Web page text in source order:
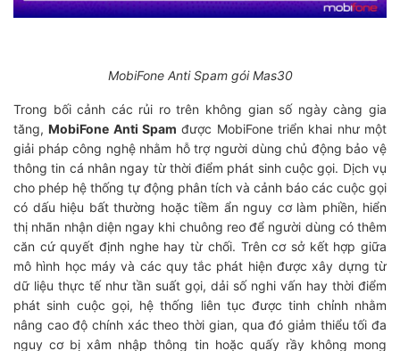
MobiFone Anti Spam gói Mas30
Trong bối cảnh các rủi ro trên không gian số ngày càng gia
tăng,MobiFone Anti Spam được MobiFone triển khai như một
giải pháp công nghệ nhằm hỗ trợ người dùng chủ động bảo vệ
thông tin cá nhân ngay từ thời điểm phát sinh cuộc gọi. Dịch vụ
cho phép hệ thống tự động phân tích và cảnh báo các cuộc gọi
có dấu hiệu bất thường hoặc tiềm ẩn nguy cơ làm phiền, hiển
thị nhãn nhận diện ngay khi chuông reo để người dùng có thêm
căn cứ quyết định nghe hay từ chối. Trên cơ sở kết hợp giữa
mô hình học máy và các quy tắc phát hiện được xây dựng từ
dữ liệu thực tế như tần suất gọi, dải số nghi vấn hay thời điểm
phát sinh cuộc gọi, hệ thống liên tục được tinh chỉnh nhằm
nâng cao độ chính xác theo thời gian, qua đó giảm thiểu tối đa
nguy cơ bị xâm nhập thông tin hoặc quấy rầy không mong